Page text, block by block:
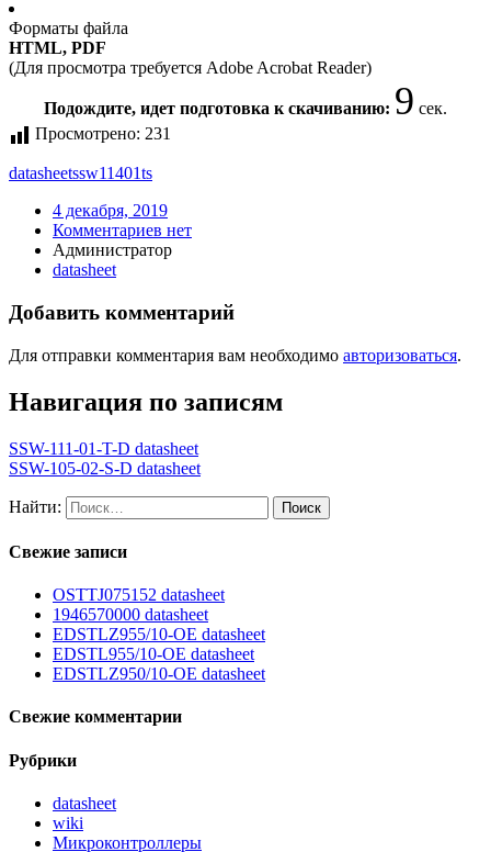
Форматы файла
HTML, PDF
(Для просмотра требуется Adobe Acrobat Reader)
Подождите, идет подготовка к скачиванию: 9 сек.
Просмотрено: 231
datasheetssw11401ts
4 декабря, 2019
Комментариев нет
Администратор
datasheet
Добавить комментарий
Для отправки комментария вам необходимо авторизоваться.
Навигация по записям
SSW-111-01-T-D datasheet
SSW-105-02-S-D datasheet
Найти:
Свежие записи
OSTTJ075152 datasheet
1946570000 datasheet
EDSTLZ955/10-OE datasheet
EDSTL955/10-OE datasheet
EDSTLZ950/10-OE datasheet
Свежие комментарии
Рубрики
datasheet
wiki
Микроконтроллеры